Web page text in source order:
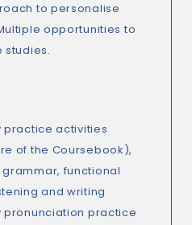
to personalise
opportunities to
studies.
activities
of the Coursebook),
functional
and writing
practice